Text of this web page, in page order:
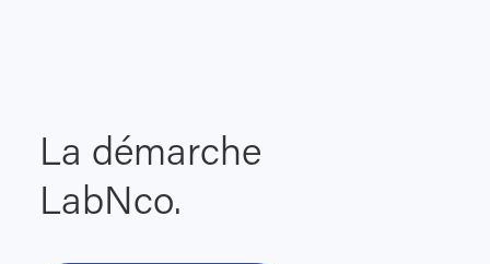
La démarche
LabNco.